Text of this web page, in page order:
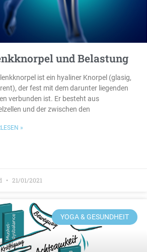
und Belastung
ist ein hyaliner Knorpel (glasig,
der fest mit dem darunter liegenden
verbunden ist. Er besteht aus
und der zwischen den
»
21/01/2021
YOGA & GESUNDHEIT